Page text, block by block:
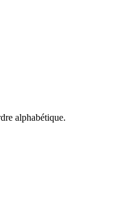
alphabétique.